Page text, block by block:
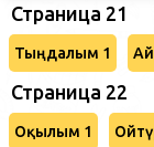
Страница 21
Тыңдалым 1
Страница 22
Оқылым 1